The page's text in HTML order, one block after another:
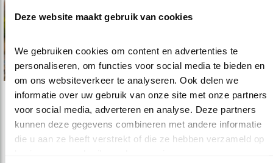
Deze website maakt gebruik van cookies
We gebruiken cookies om content en advertenties te
personaliseren, om functies voor social media te bieden en
om ons websiteverkeer te analyseren. Ook delen we
informatie over uw gebruik van onze site met onze partners
voor social media, adverteren en analyse. Deze partners
kunnen deze gegevens combineren met andere informatie
die u aan ze heeft verstrekt of die ze hebben verzameld op
Vogelonderzoek vliegveld bij Lissabon
17.12.21Vogelonderzoek belangrijk wapen tegen